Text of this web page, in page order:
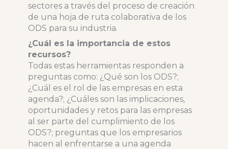
sectores a través del proceso de creación
de una hoja de ruta colaborativa de los
ODS para su industria.
¿Cuál es la importancia de estos
recursos?
Todas estas herramientas responden a
preguntas como: ¿Qué son los ODS?;
¿Cuál es el rol de las empresas en esta
agenda?; ¿Cuáles son las implicaciones,
oportunidades y retos para las empresas
al ser parte del cumplimiento de los
ODS?; preguntas que los empresarios
hacen al enfrentarse a una agenda